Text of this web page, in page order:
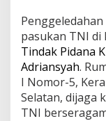
pasukan TNI di
Tindak Pidana
Adriansyah.
I Nomor-5,
Selatan, dijaga
TNI